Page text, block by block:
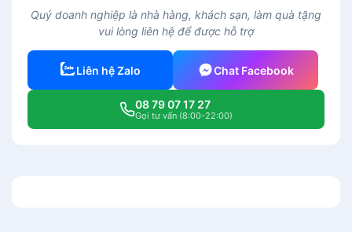
à
ứ
i
Quý doanh nghiệp là nhà hàng, khách sạn, làm quà tặng
vui lòng liên hệ để được hỗ trợ
Liên hệ Zalo Chat Facebook
08 79 07 17 27
Gọi tư vấn (8:00-22:00)